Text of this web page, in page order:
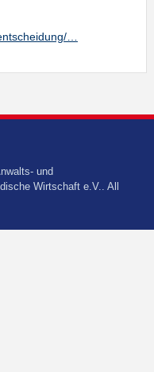
…
und
Wirtschaft e.V.. All